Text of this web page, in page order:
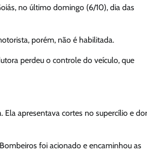
no último domingo (6/10), dia das
porém, não é habilitada.
perdeu o controle do veículo, que
apresentava cortes no supercílio e
foi acionado e encaminhou as